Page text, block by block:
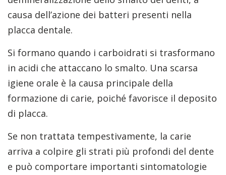
causa dell’azione dei batteri presenti nella
placca dentale.
Si formano quando i carboidrati si trasformano
in acidi che attaccano lo smalto. Una scarsa
igiene orale è la causa principale della
formazione di carie, poiché favorisce il deposito
di placca.
Se non trattata tempestivamente, la carie
arriva a colpire gli strati più profondi del dente
e può comportare importanti sintomatologie